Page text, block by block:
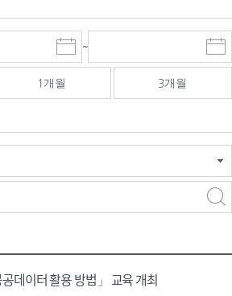
시
작
일
선
~
종
료
선
1개월 3개월
데이터 활용 방법」 교육 개최